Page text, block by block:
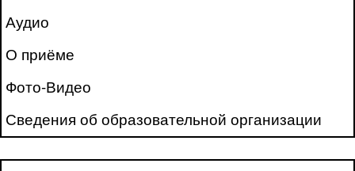
Аудио
О приёме
Фото-Видео
Сведения об образовательной организации